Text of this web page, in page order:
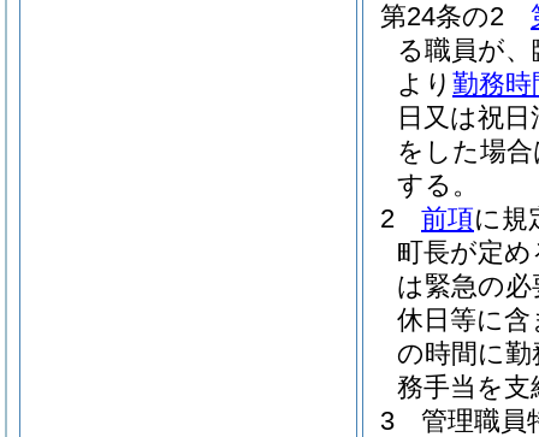
第24条の2
る職員が
より 勤務時
日又は祝
をした場
する。
2
前項に規
町長が定
は緊急の
休日等に
の時間に
務手当を支
3
管理職員